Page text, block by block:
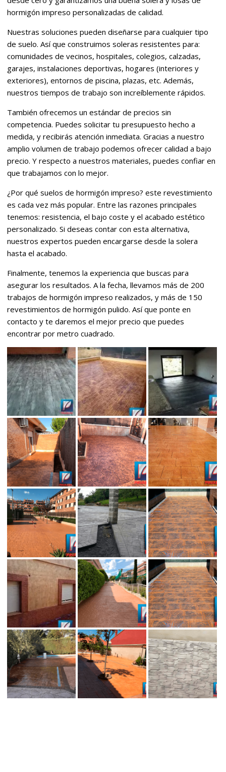
hormigón impreso personalizadas de calidad.
Nuestras soluciones pueden diseñarse para cualquier tipo
de suelo. Así que construimos soleras resistentes para:
comunidades de vecinos, hospitales, colegios, calzadas,
garajes, instalaciones deportivas, hogares (interiores y
exteriores), entornos de piscina, plazas, etc. Además,
nuestros tiempos de trabajo son increíblemente rápidos.
También ofrecemos un estándar de precios sin
competencia. Puedes solicitar tu presupuesto hecho a
medida, y recibirás atención inmediata. Gracias a nuestro
amplio volumen de trabajo podemos ofrecer calidad a bajo
precio. Y respecto a nuestros materiales, puedes confiar en
que trabajamos con lo mejor.
¿Por qué suelos de hormigón impreso? este revestimiento
es cada vez más popular. Entre las razones principales
tenemos: resistencia, el bajo coste y el acabado estético
personalizado. Si deseas contar con esta alternativa,
nuestros expertos pueden encargarse desde la solera
hasta el acabado.
Finalmente, tenemos la experiencia que buscas para
asegurar los resultados. A la fecha, llevamos más de 200
trabajos de hormigón impreso realizados, y más de 150
revestimientos de hormigón pulido. Así que ponte en
contacto y te daremos el mejor precio que puedes
encontrar por metro cuadrado.